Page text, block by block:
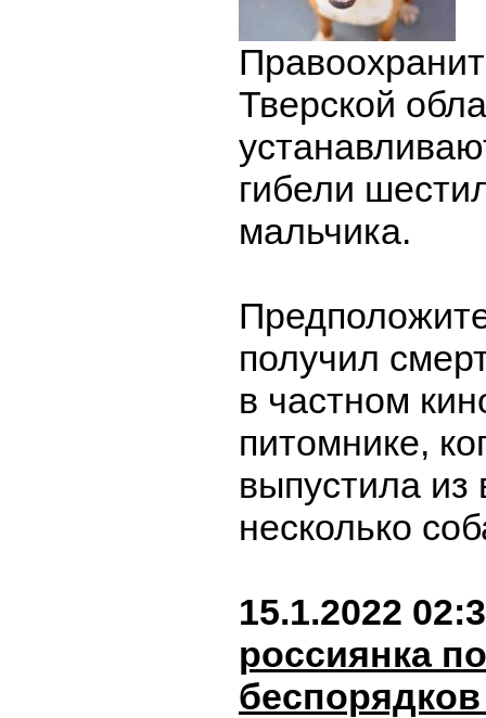
Тверской
гибели
мальчика.
получил
в частном
питомнике,
выпустила из
несколько
15.1.2022
россиянка